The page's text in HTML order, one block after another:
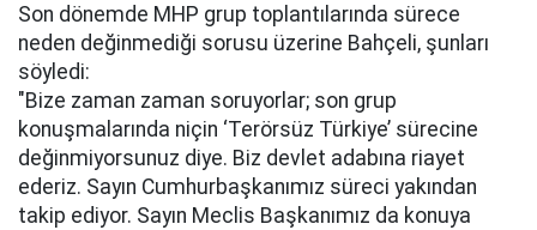
Son dönemde MHP grup toplantılarında sürece
neden değinmediği sorusu üzerine Bahçeli, şunları
söyledi:
"Bize zaman zaman soruyorlar; son grup
konuşmalarında niçin ‘Terörsüz Türkiye’ sürecine
değinmiyorsunuz diye. Biz devlet adabına riayet
ederiz. Sayın Cumhurbaşkanımız süreci yakından
takip ediyor. Sayın Meclis Başkanımız da konuya